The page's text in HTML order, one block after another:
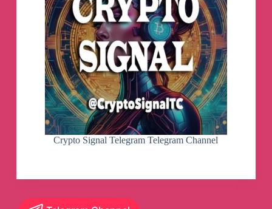
Crypto Signal Telegram Telegram Channel